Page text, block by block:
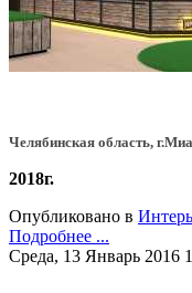
Челябинская область,
2018г.
Опубликовано в
Подробнее ...
Среда, 13 Январь 2016